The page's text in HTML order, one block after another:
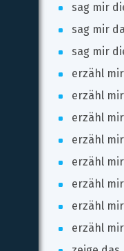
sag mir
sag mir
sag mir
erzähl
erzähl
erzähl
erzähl
erzähl
erzähl
erzähl
erzähl